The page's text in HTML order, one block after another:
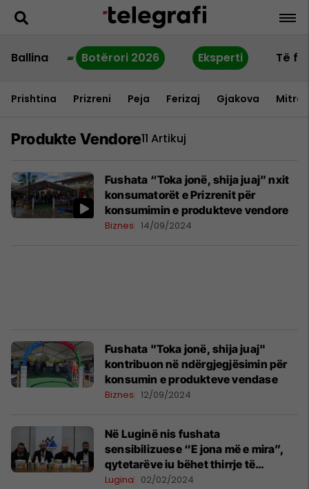
Ballina Botërori 2026 Eksperti Të
Prishtina Prizreni Peja Ferizaj Gjakova
Produkte Vendore11 Artikuj
Fushata “Toka jonë, shija juaj” nxit
konsumatorët e Prizrenit për
konsumimin e produkteve vendore
Biznes 14/09/2024
Fushata "Toka jonë, shija juaj"
kontribuon në ndërgjegjësimin për
konsumin e produkteve vendase
Biznes 12/09/2024
Në Luginë nis fushata
sensibilizuese “E jona më e mira”,
qytetarëve iu bëhet thirrje të
konsumojnë produkte vendore
Lugina 02/02/2024